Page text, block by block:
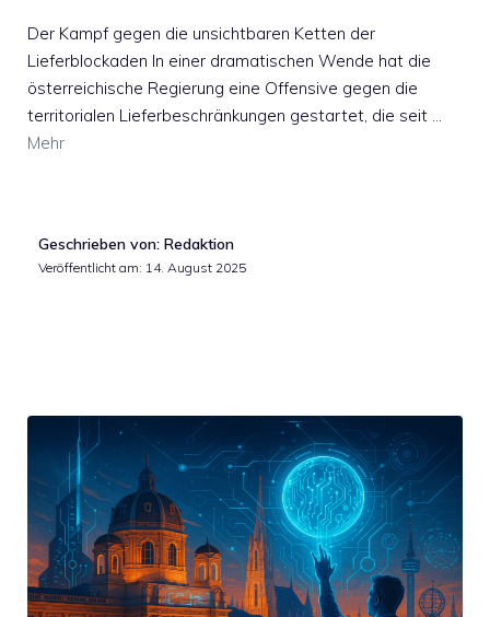
Der Kampf gegen die unsichtbaren Ketten der
Lieferblockaden In einer dramatischen Wende hat die
österreichische Regierung eine Offensive gegen die
territorialen Lieferbeschränkungen gestartet, die seit …
Mehr
Geschrieben von: Redaktion
Veröffentlicht am: 14. August 2025